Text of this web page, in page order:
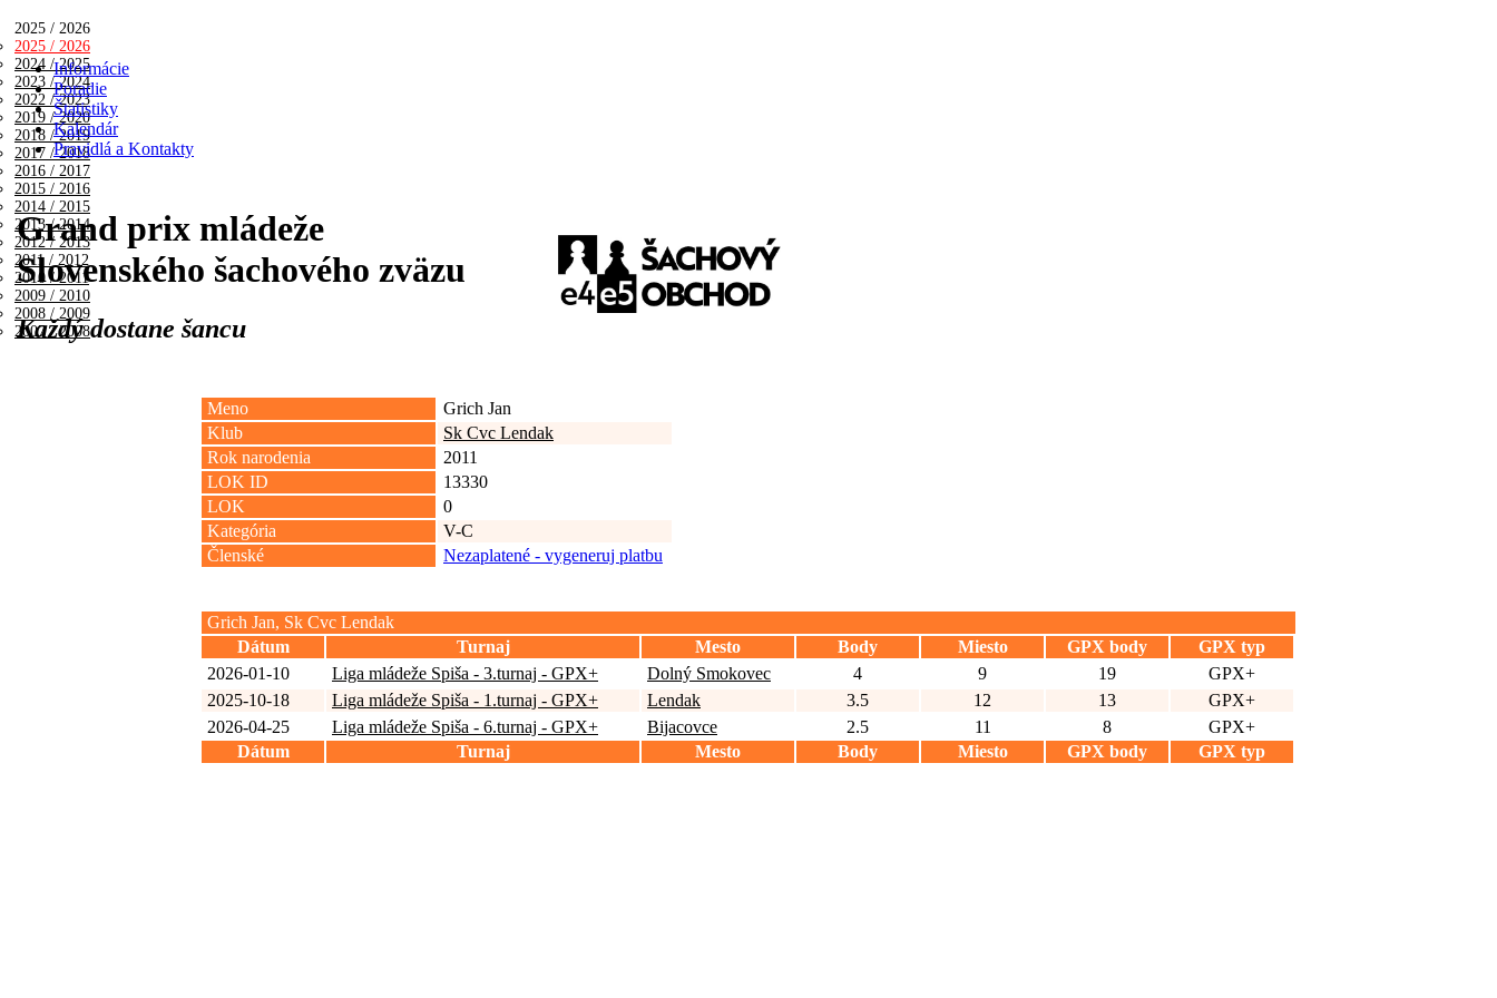
2025 / 2026
2025 / 2026
2024 / 2025
2023 / 2024
2022 / 2023
2019 / 2020
2018 / 2019
2017 / 2018
2016 / 2017
2015 / 2016
2014 / 2015
2013 / 2014
2012 / 2013
2011 / 2012
2010 / 2011
2009 / 2010
2008 / 2009
2007 / 2008
Informácie
Poradie
Štatistiky
Kalendár
Pravidlá a Kontakty
Grand prix mládeže
Slovenského šachového zväzu
Každý dostane šancu
Meno
Grich Jan
Klub
Sk Cvc Lendak
Rok narodenia
2011
LOK ID
13330
LOK
0
Kategória
V-C
Členské
Nezaplatené - vygeneruj platbu
Grich Jan, Sk Cvc Lendak
Dátum
Turnaj Mesto Body Miesto GPX body
GPX typ
2026-01-10
Liga mládeže Spiša - 3.turnaj - GPX+ Dolný Smokovec 4 9 19
GPX+
2025-10-18
Liga mládeže Spiša - 1.turnaj - GPX+ Lendak 3.5 12 13
GPX+
2026-04-25
Liga mládeže Spiša - 6.turnaj - GPX+ Bijacovce 2.5 11 8
GPX+
Dátum
Turnaj Mesto Body Miesto GPX body GPX typ